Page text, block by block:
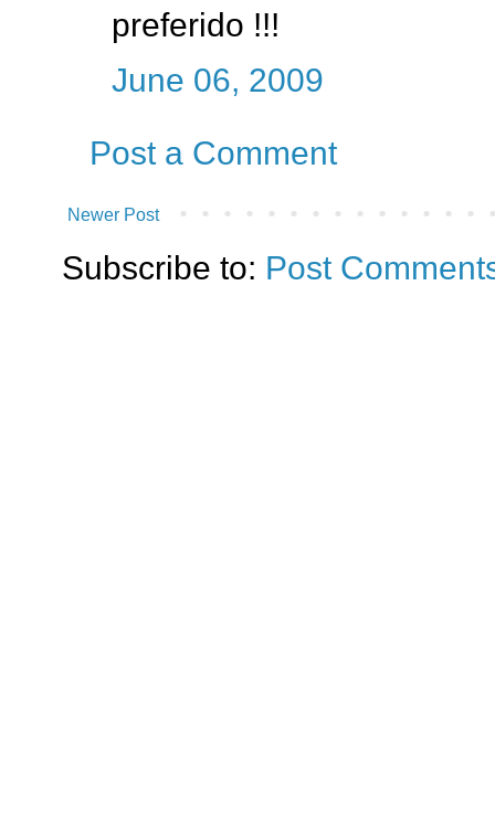
preferido !!!
June 06, 2009
Post a Comment
Newer Post
Subscribe to: Post